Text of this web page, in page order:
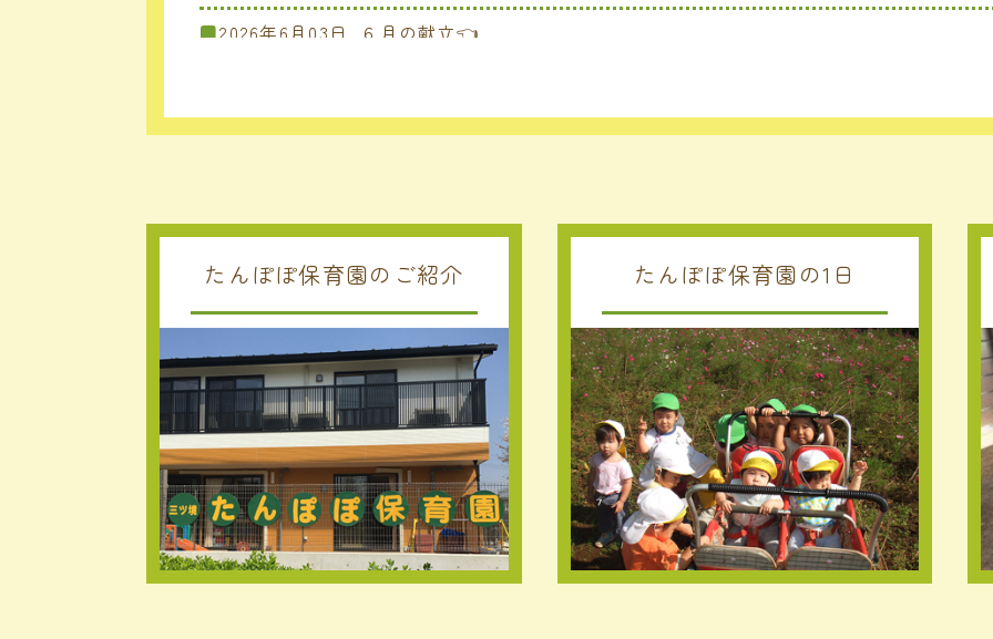
2026年6月03日
６月の献立👈
2026年4月30日 タケノコ堀り👈
2026年4月30日 ５月の献立👈
2026年4月30日 ５月の地域子育て支援のお知らせ👈
たんぽぽ保育園のご紹介 たんぽぽ保育園の1日